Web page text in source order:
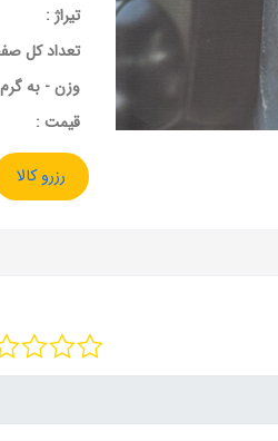
تیراژ :
تعداد کل
وزن - به
قيمت :
رزرو کالا